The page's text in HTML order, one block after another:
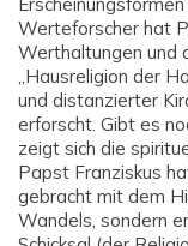
Werteforscher hat
Werthaltungen und
„Hausreligion der
und distanzierter
erforscht. Gibt es
zeigt sich die
Papst Franziskus
gebracht mit dem
Wandels, sondern